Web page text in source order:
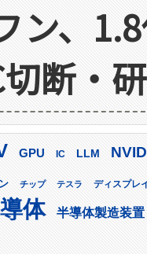
ン、
断・
GPU IC LLM
チップ テスラ ディスプレ
体 半導体製造装置